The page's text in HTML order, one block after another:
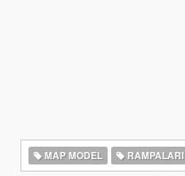
MAP MODEL RAMPALARI